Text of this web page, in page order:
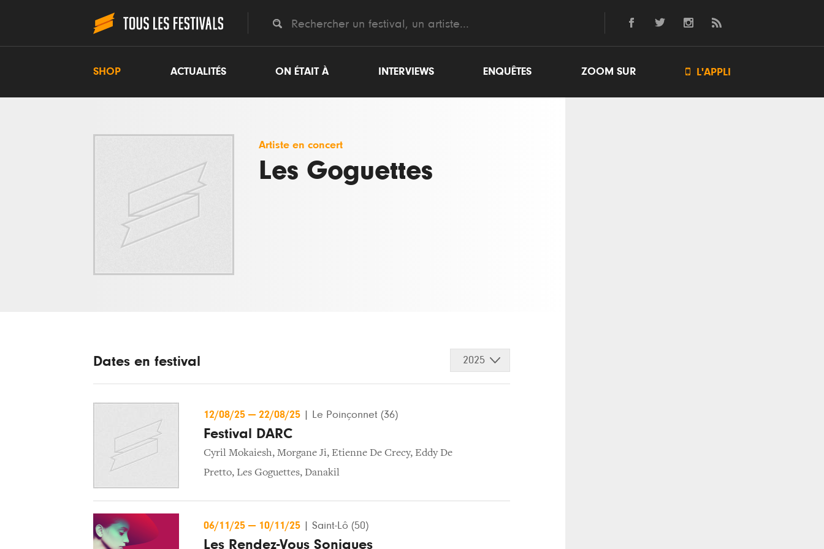
SHOP ACTUALITÉS ON ÉTAIT À INTERVIEWS ENQUÊTES ZOOM SUR  L'APPLI
Artiste en concert
Les Goguettes
Dates en festival 2025
12/08/25 — 22/08/25 Le Poinçonnet (36)
Festival DARC
Cyril Mokaiesh, Morgane Ji, Etienne De Crecy, Eddy De
Pretto, Les Goguettes, Danakil
06/11/25 — 10/11/25 Saint-Lô (50)
Les Rendez-Vous Soniques